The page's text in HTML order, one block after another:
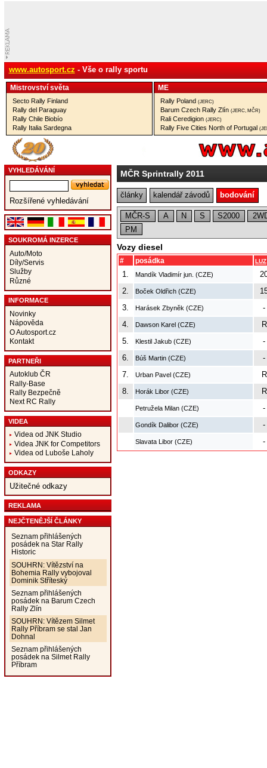
www.autosport.cz - Vše o rally sportu
Mistrovství­ světa
Secto Rally Finland
Rally del Paraguay
Rally Chile Biobío
Rally Italia Sardegna
ME
Rally Poland (JERC)
Barum Czech Rally Zlín (JERC, MČR)
Rali Ceredigion (JERC)
Rally Five Cities North of Portugal
VYHLEDÁVÁNÍ
Rozšířené vyhledávání
SOUKROMÁ INZERCE
Auto/Moto
Díly/Servis
Služby
Různé
INFORMACE
Novinky
Nápověda
O Autosport.cz
Kontakt
PARTNEŘI
Autoklub ČR
Rally-Base
Rally Bezpečně
Next RC Rally
VIDEA
Videa od JNK Studio
Videa JNK for Competitors
Videa od Luboše Laholy
ODKAZY
Užitečné odkazy
REKLAMA
NEJČTENĚJŠÍ ČLÁNKY
Seznam přihlášených
posádek na Star Rally
Historic
SOUHRN: Vítězství na
Bohemia Rally vybojoval
Dominik Stříteský
Seznam přihlášených
posádek na Barum Czech
Rally Zlín
SOUHRN: Vítězem Silmet
Rally Příbram se stal Jan
Dohnal
Seznam přihlášených
posádek na Silmet Rally
Příbram
MČR Sprintrally 2011
články kalendář závodů bodování
MČR-S A N S S2000
PM
Vozy diesel
# posádka LUZ
1. Mandík Vladimír jun. (CZE)
2.
Boček Oldřich (CZE)
3.
Harásek Zbyněk (CZE)
-
4.
Dawson Karel (CZE)
R
5.
Klestil Jakub (CZE)
-
6.
Búš Martin (CZE)
-
7.
Urban Pavel (CZE)
R
8.
Horák Libor (CZE) R
Petružela Milan (CZE) -
Gondík Dalibor (CZE) -
Slavata Libor (CZE) -